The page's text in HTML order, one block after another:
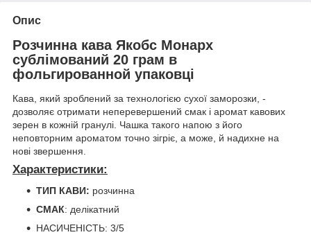
Опис
Розчинна кава Якобс Монарх
сублімований 20 грам в
фольгированной упаковці
Кава, який зроблений за технологією сухої заморозки, -
дозволяє отримати неперевершений смак і аромат кавових
зерен в кожній гранулі. Чашка такого напою з його
неповторним ароматом точно зігріє, а може, й надихне на
нові звершення.
Характеристики:
ТИП КАВИ: розчинна
СМАК: делікатний
НАСИЧЕНІСТЬ: 3/5